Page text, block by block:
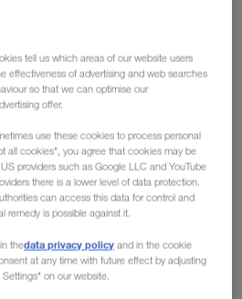
WALTER feiern das 20-
erfolgreichen
startete die Kooperation
Ziel, umweltschonende
realisieren. Zwei Jahrzehnte
des logistischen
dieses Jahr konnten
kg CO2eingespart
Renault Group and
tell us which areas of our website users
effectiveness of advertising and web searches
so that we can optimise our
offer.
use these cookies to process personal
all cookies", you agree that cookies may be
providers such as Google LLC and YouTube
there is a lower level of data protection.
can access this data for control and
remedy is possible against it.
thedata privacy policy and in the cookie
at any time with future effect by adjusting
on our website.